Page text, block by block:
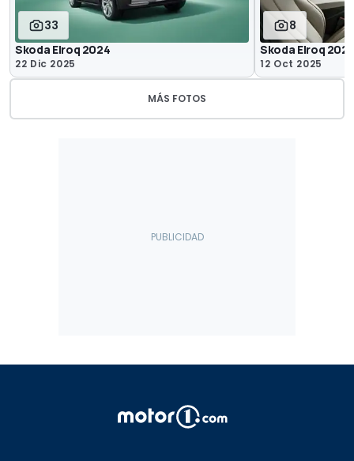
33
Skoda Elroq 2024
22 Dic 2025
8
Skoda Elroq
12 Oct 2025
MÁS FOTOS